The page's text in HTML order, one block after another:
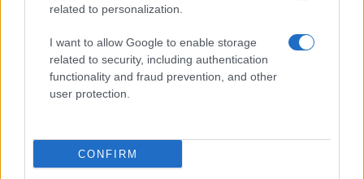
related to personalization.
I want to allow Google to enable storage
related to security, including authentication
functionality and fraud prevention, and other
user protection.
CONFIRM
Φλούδα μπανάνας: Πως να τη
χρησιμοποιήσετε για να
λύσετε καθημερινά
προβλήματα και να γλυτώσετε
Αφράτο κι εύκολο σπιτικό
ψωμί με λίγα υλικά που
έχουμε όλοι στην κουζίνα –
ΠΑΡΟΜΟΙΑ ΑΡΘΡΑ ΠΕΡΙΣΣΟΤΕΡΑ ΑΠΟ ΤΟΝ ΔΗΜΙΟΥΡΓΟ